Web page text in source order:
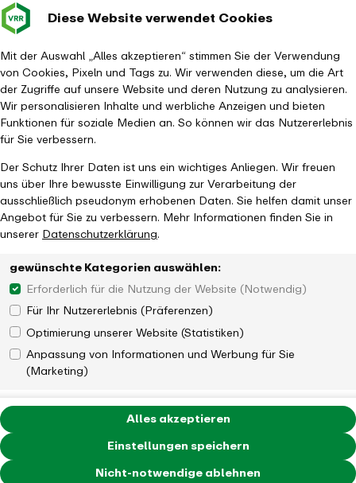
Diese Website verwendet Cookies
Mit der Auswahl „Alles akzeptieren“ stimmen Sie der Verwendung
von Cookies, Pixeln und Tags zu. Wir verwenden diese, um die Art
der Zugriffe auf unsere Website und deren Nutzung zu analysieren.
Wir personalisieren Inhalte und werbliche Anzeigen und bieten
Funktionen für soziale Medien an. So können wir das Nutzererlebnis
für Sie verbessern.
Der Schutz Ihrer Daten ist uns ein wichtiges Anliegen. Wir freuen
uns über Ihre bewusste Einwilligung zur Verarbeitung der
ausschließlich pseudonym erhobenen Daten. Sie helfen damit unser
Angebot für Sie zu verbessern. Mehr Informationen finden Sie in
unsererDatenschutzerklärung.
gewünschte Kategorien auswählen:
Erforderlich für die Nutzung der Website (Notwendig)
Für Ihr Nutzererlebnis (Präferenzen)
Optimierung unserer Website (Statistiken)
Anpassung von Informationen und Werbung für Sie
(Marketing)
Einstellungen speichern
Nicht-notwendige ablehnen
Alles akzeptieren
Verkehrsverbund Baustellen im
Leichte
Startseite Aktuelles
Jahresrückblick 2025
Schienenpersonennahverkehr